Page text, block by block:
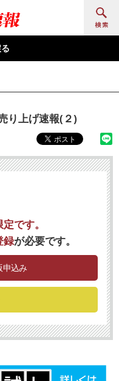
り上げ速報(２)
です。
録が必要です。
申込み